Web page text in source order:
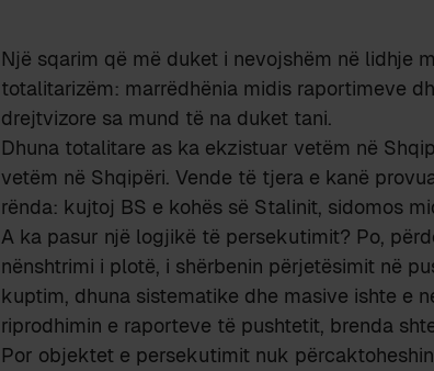
Një sqarim që më duket i nevojshëm në lidhje
totalitarizëm: marrëdhënia midis raportimeve
drejtvizore sa mund të na duket tani.
Dhuna totalitare as ka ekzistuar vetëm në
vetëm në Shqipëri. Vende të tjera e kanë
rënda: kujtoj BS e kohës së Stalinit, sidomos
A ka pasur një logjikë të persekutimit? Po,
nënshtrimi i plotë, i shërbenin përjetësimit në
kuptim, dhuna sistematike dhe masive ishte e
riprodhimin e raporteve të pushtetit, brenda
Por objektet e persekutimit nuk